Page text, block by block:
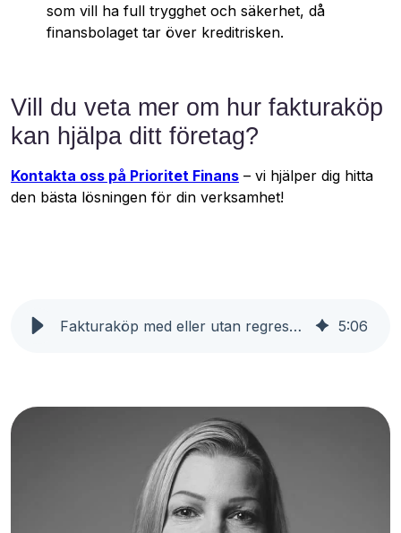
som vill ha full trygghet och säkerhet, då
finansbolaget tar över kreditrisken.
Vill du veta mer om hur fakturaköp
kan hjälpa ditt företag?
Kontakta oss på Prioritet Finans – vi hjälper dig hitta
den bästa lösningen för din verksamhet!
Fakturaköp med eller utan regress - Vad är skillnaden? 5:06